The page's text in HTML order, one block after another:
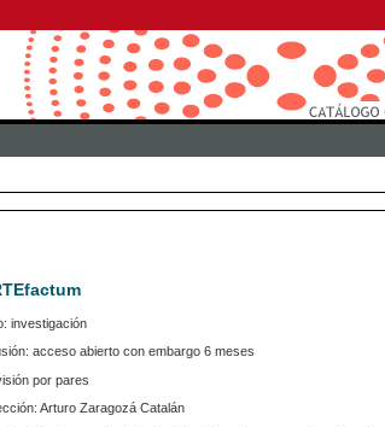
investigación
acceso abierto con embargo 6 meses
por pares
Arturo Zaragozá Catalán